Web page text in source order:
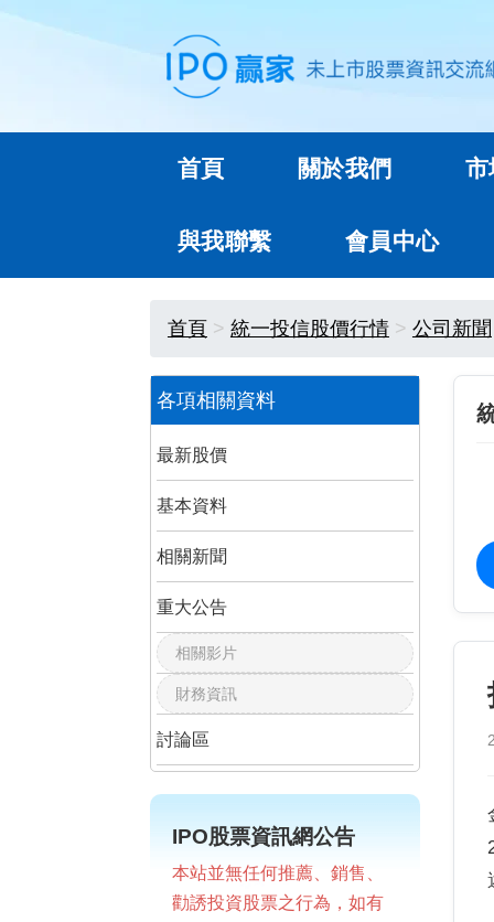
首頁 關於我們 市
與我聯繫 會員中心
首頁 統一投信股價行情 公司新聞
各項相關資料
最新股價
基本資料
相關新聞
重大公告
相關影片
財務資訊
討論區
IPO股票資訊網公告
本站並無任何推薦、銷售、
勸誘投資股票之行為，如有